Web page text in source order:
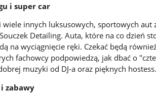
i super car
innych luksusowych, sportowych aut
Detailing. Auta, które na co dzień
na wyciągnięcie ręki. Czekać będą
fachowcy podpowiedzą, jak dbać o
muzyki od DJ-a oraz pięknych hostess.
zabawy